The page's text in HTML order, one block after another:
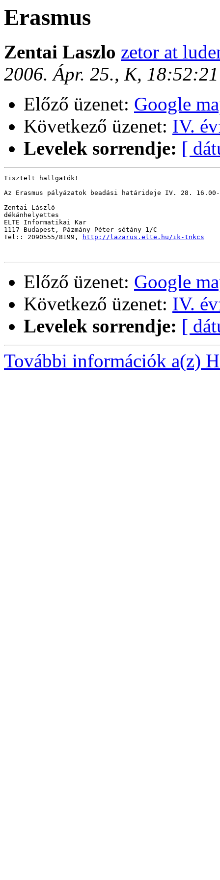
Erasmus
Zentai Laszlo zetor at
2006. Ápr. 25., K,
Előző üzenet: Google
Következő üzenet: IV.
Levelek sorrendje: [
Tisztelt hallgatók!
Az Erasmus pályázatok beadási határideje IV. 28.
Zentai László
dékánhelyettes
ELTE Informatikai Kar
1117 Budapest, Pázmány Péter sétány 1/C
Tel:: 2090555/8199,
http://lazarus.elte.hu/ik-tnkcs
Előző üzenet: Google
Következő üzenet: IV.
Levelek sorrendje: [
További információk a(z)